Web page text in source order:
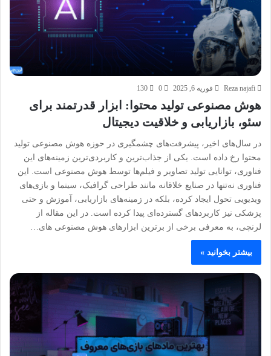
Reza najafi فوریه 6, 2025 0
130
هوش مصنوعی تولید محتوا: ابزار قدرتمند برای
سئو، بازاریابی و خلاقیت دیجیتال
در سال‌های اخیر، پیشرفت‌های چشمگیری در حوزه هوش مصنوعی تولید
محتوا رخ داده است. یکی از جذاب‌ترین و کاربردی‌ترین زمینه‌های این
فناوری، توانایی تولید تصاویر و فیلم‌ها توسط هوش مصنوعی است. این
فناوری نه‌تنها در صنایع خلاقانه مانند طراحی گرافیک، سینما و بازی‌های
ویدیویی تحول ایجاد کرده، بلکه در زمینه‌های بازاریابی، آموزش و حتی
پزشکی نیز کاربردهای گسترده‌ای پیدا کرده است. در این مقاله از
لرنچی، به معرفی برخی از برترین ابزارهای هوش مصنوعی های…
بیشتر بخوانید »